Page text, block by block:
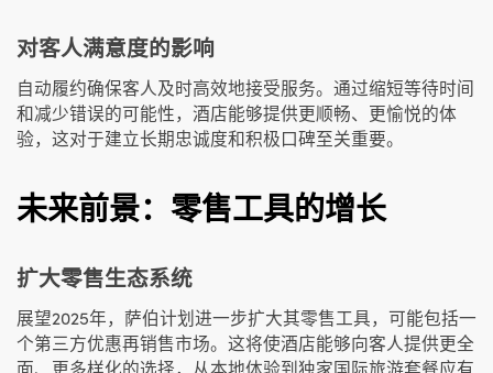
对客人满意度的影响
自动履约确保客人及时高效地接受服务。通过缩短等待时间
和减少错误的可能性，酒店能够提供更顺畅、更愉悦的体
验，这对于建立长期忠诚度和积极口碑至关重要。
未来前景：零售工具的增长
扩大零售生态系统
展望2025年，萨伯计划进一步扩大其零售工具，可能包括一
个第三方优惠再销售市场。这将使酒店能够向客人提供更全
面、更多样化的选择，从本地体验到独家国际旅游套餐应有